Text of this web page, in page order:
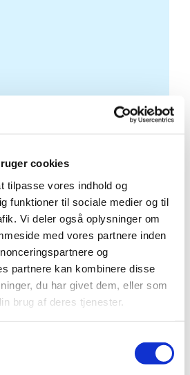
cookies
tilpasse vores indhold og
funktioner til sociale medier og til
Vi deler også oplysninger om
med vores partnere inden
og
partnere kan kombinere disse
du har givet dem, eller som
brug af deres tjenester.